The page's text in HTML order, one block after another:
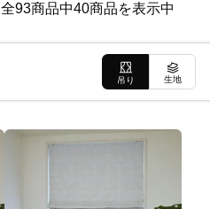
全93商品中40商品を表示中
吊り 生地